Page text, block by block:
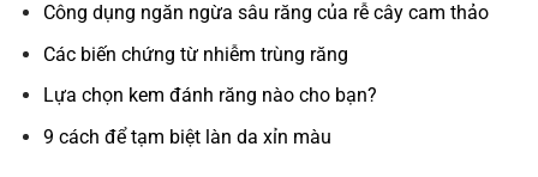
Công dụng ngăn ngừa sâu răng của rễ cây cam thảo
Các biến chứng từ nhiễm trùng răng
Lựa chọn kem đánh răng nào cho bạn?
9 cách để tạm biệt làn da xỉn màu